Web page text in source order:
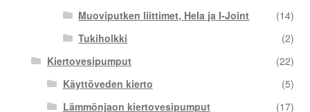
Muoviputken liittimet, Hela ja I-Joint
(14)
Tukiholkki
(2)
Kiertovesipumput
(22)
Käyttöveden kierto
(5)
Lämmönjaon kiertovesipumput
(17)